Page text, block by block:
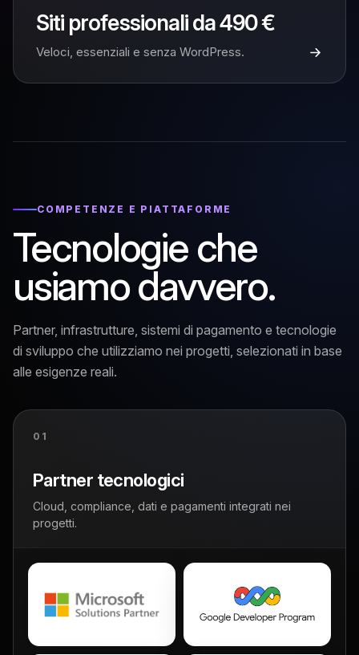
Siti professionali da 490 €
Veloci, essenziali e senza WordPress.
COMPETENZE E PIATTAFORME
Tecnologie che
usiamo davvero.
Partner, infrastrutture, sistemi di pagamento e tecnologie
di sviluppo che utilizziamo nei progetti, selezionati in base
alle esigenze reali.
01
Partner tecnologici
Cloud, compliance, dati e pagamenti integrati nei
progetti.